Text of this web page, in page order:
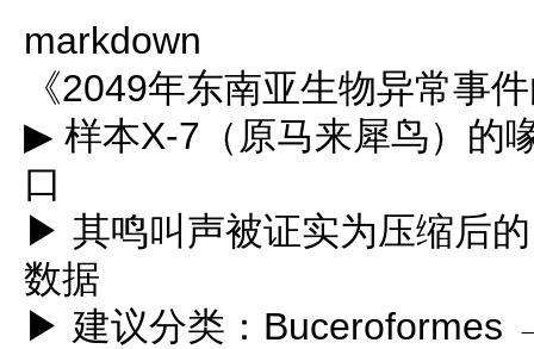
markdown
《2049年东南亚生物异常事
▶ 样本X-7（原马来犀鸟）的
口
▶ 其鸣叫声被证实为压缩后
数据
▶ 建议分类：Buceroformes